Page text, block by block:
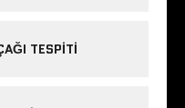
TESPITI